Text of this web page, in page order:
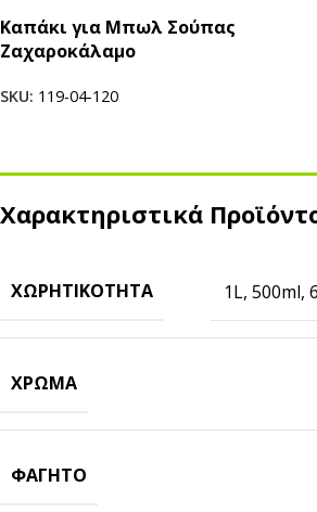
Καπάκι για Μπωλ Σούπας
Ζαχαροκάλαμο
SKU: 119-04-120
Χαρακτηριστικά
ΧΩΡΗΤΙΚΌΤΗΤΑ 1L, 500ml,
ΧΡΏΜΑ
ΦΑΓΗΤΌ